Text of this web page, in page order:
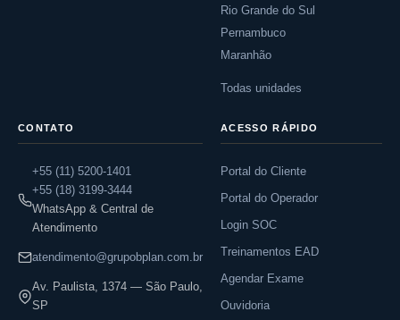
Rio Grande do Sul
Pernambuco
Maranhão
Todas unidades
CONTATO
+55 (11) 5200-1401
+55 (18) 3199-3444
WhatsApp & Central de
Atendimento
atendimento@grupobplan.com.br
Av. Paulista, 1374 — São Paulo,
SP
ACESSO RÁPIDO
Portal do Cliente
Portal do Operador
Login SOC
Treinamentos EAD
Agendar Exame
Ouvidoria